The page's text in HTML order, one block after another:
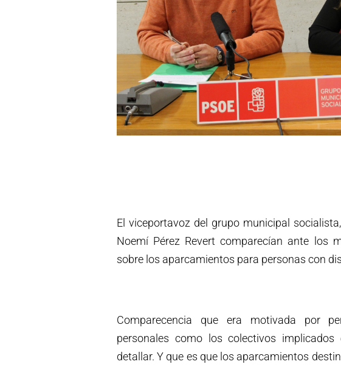
El viceportavoz del grupo municipal
Noemí Pérez Revert comparecían ante los
sobre los aparcamientos para personas con
Comparecencia que era motivada por
personales como los colectivos
detallar. Y que es que los aparcamientos